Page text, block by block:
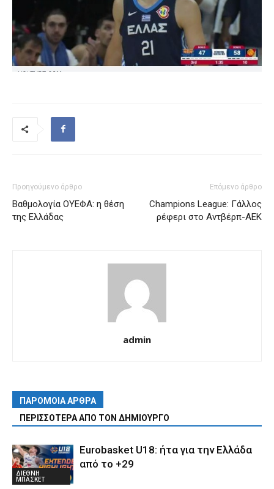
Προηγούμενο άρθρο
Βαθμολογία ΟΥΕΦΑ: η θέση
της Ελλάδας
Επόμενο άρθρο
Champions League: Γάλλος
ρέφερι στο Αντβέρπ-ΑΕΚ
admin
ΠΑΡΟΜΟΙΑ ΑΡΘΡΑ
ΠΕΡΙΣΣΟΤΕΡΑ ΑΠΟ ΤΟΝ ΔΗΜΙΟΥΡΓΟ
ΔΙΕΘΝΗ
ΜΠΑΣΚΕΤ
Eurobasket U18: ήτα για την Ελλάδα
από το +29